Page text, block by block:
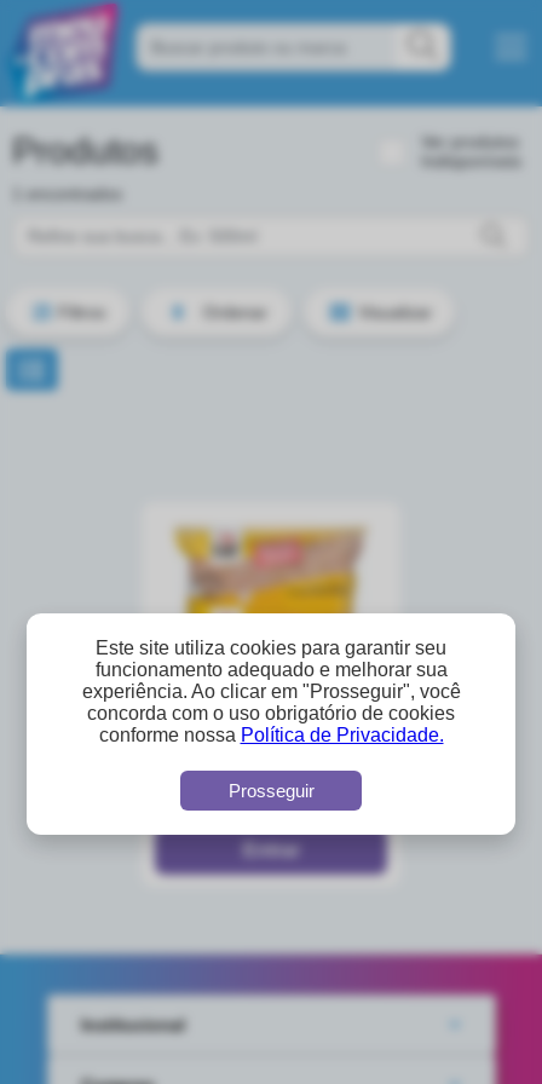
Este site utiliza cookies para garantir seu
funcionamento adequado e melhorar sua
experiência. Ao clicar em "Prosseguir", você
concorda com o uso obrigatório de cookies
conforme nossa Política de Privacidade.
Prosseguir
Produtos
1 encontrados
Ordenar Visualizar
frango - filezinho
(sassami) lar pacote
A partir de
R$14,46
Institucional